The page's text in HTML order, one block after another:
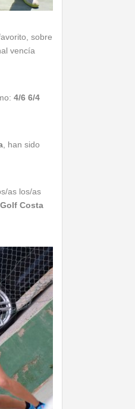
sobre
vencía
4/6 6/4
, han sido
as los/as
Costa